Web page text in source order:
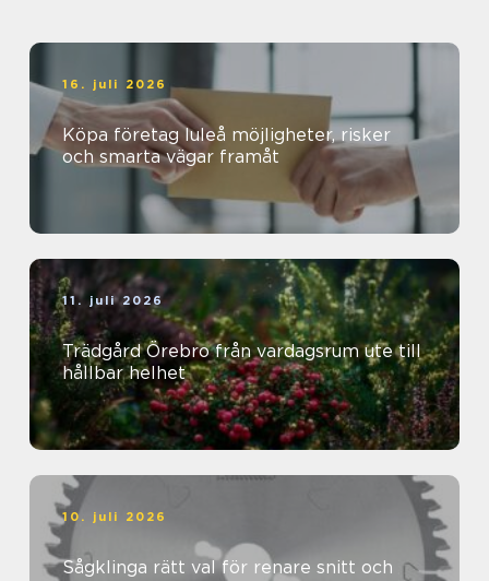
16. juli 2026
Köpa företag luleå möjligheter, risker
och smarta vägar framåt
11. juli 2026
Trädgård Örebro från vardagsrum ute till
hållbar helhet
10. juli 2026
Sågklinga rätt val för renare snitt och